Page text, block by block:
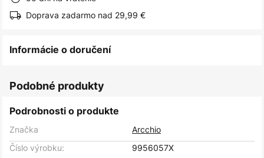
Doprava zadarmo nad 29,99 €
Informácie o doručení
Podobné produkty
Podrobnosti o produkte
Značka
Arcchio
Číslo výrobku:
9956057X